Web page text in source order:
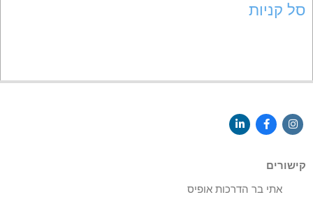
סל קניות
קישורים
אתי בר הדרכות אופיס